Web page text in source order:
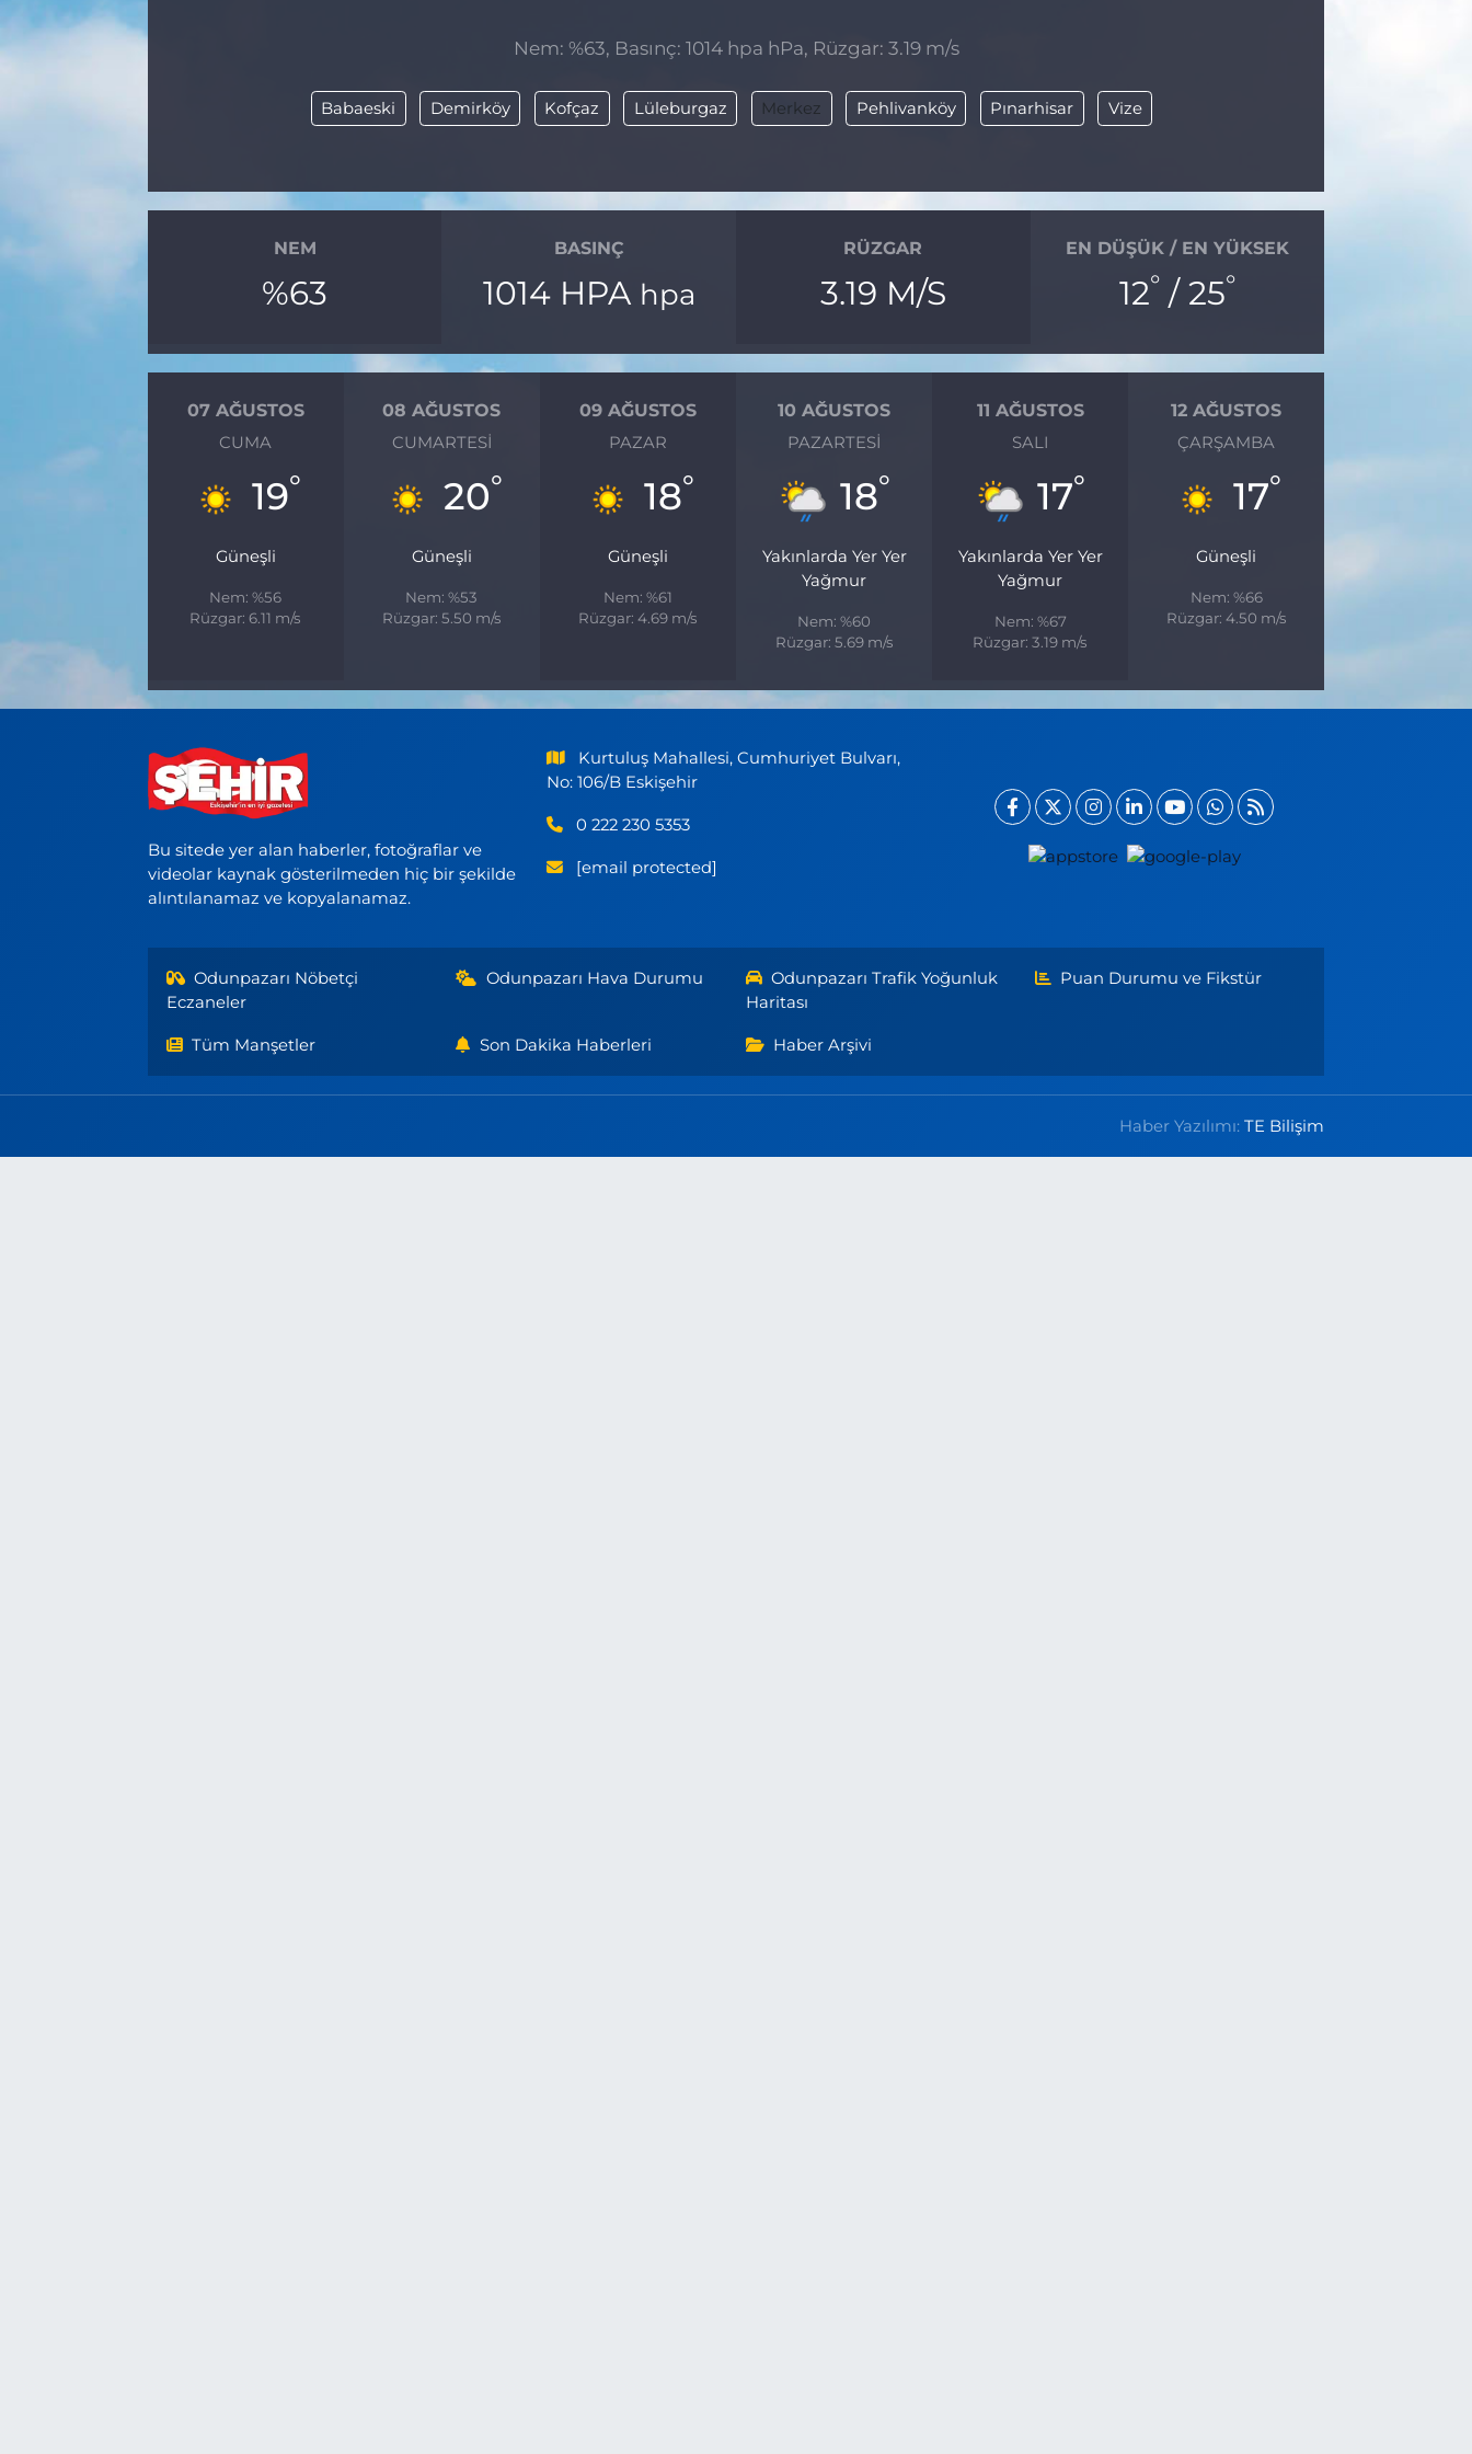
Nem: %63, Basınç: 1014 hpa hPa, Rüzgar: 3.19 m/s
Babaeski Demirköy Kofçaz Lüleburgaz Merkez Pehlivanköy Pınarhisar Vize
NEM
%63
BASINÇ
1014 HPA hpa
RÜZGAR
3.19 M/S
EN DÜŞÜK / EN YÜKSEK
12°/ 25°
07 AĞUSTOS
CUMA
19°
Güneşli
Nem: %56
Rüzgar: 6.11 m/s
08 AĞUSTOS
CUMARTESI
20°
Güneşli
Nem: %53
Rüzgar: 5.50 m/s
09 AĞUSTOS
PAZAR
18°
Güneşli
Nem: %61
Rüzgar: 4.69 m/s
10 AĞUSTOS
PAZARTESI
18°
Yakınlarda Yer Yer
Yağmur
Nem: %60
Rüzgar: 5.69 m/s
11 AĞUSTOS
SALI
17°
Yakınlarda Yer Yer
Yağmur
Nem: %67
Rüzgar: 3.19 m/s
12 AĞUSTOS
ÇARŞAMBA
17°
Güneşli
Nem: %66
Rüzgar: 4.50 m/s
Bu sitede yer alan haberler, fotoğraflar ve
videolar kaynak gösterilmeden hiç bir şekilde
alıntılanamaz ve kopyalanamaz.
Kurtuluş Mahallesi, Cumhuriyet Bulvarı,
No: 106/B Eskişehir
0 222 230 5353
[email protected]
Odunpazarı Nöbetçi
Eczaneler
Odunpazarı Hava Durumu
Odunpazarı Trafik Yoğunluk
Haritası
Puan Durumu ve Fikstür
Tüm Manşetler Son Dakika Haberleri Haber Arşivi
Haber Yazılımı:TE Bilişim
BÖLGE